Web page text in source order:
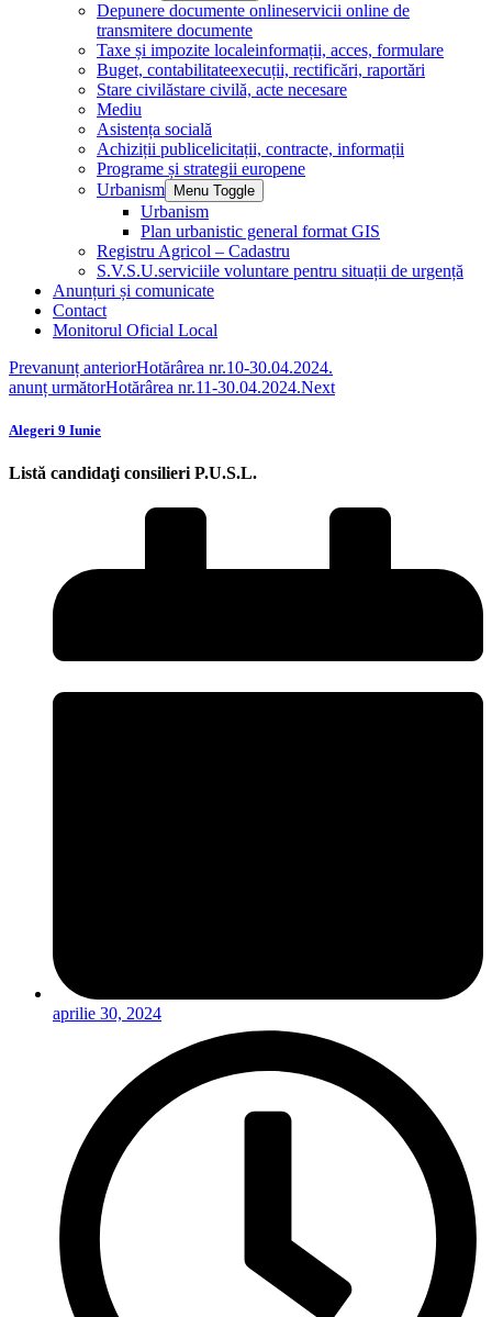
Depunere documente onlineservicii online de
transmitere documente
Taxe și impozite localeinformații, acces, formulare
Buget, contabilitateexecuții, rectificări, raportări
Stare civilăstare civilă, acte necesare
Mediu
Asistența socială
Achiziții publicelicitații, contracte, informații
Programe și strategii europene
Urbanism
Menu Toggle
Urbanism
Plan urbanistic general format GIS
Registru Agricol – Cadastru
S.V.S.U.serviciile voluntare pentru situații de urgență
Anunțuri și comunicate
Contact
Monitorul Oficial Local
Prevanunț anteriorHotărârea nr.10-30.04.2024.
anunț următorHotărârea nr.11-30.04.2024.Next
Alegeri 9 Iunie
Listă candidaţi consilieri P.U.S.L.
aprilie 30, 2024